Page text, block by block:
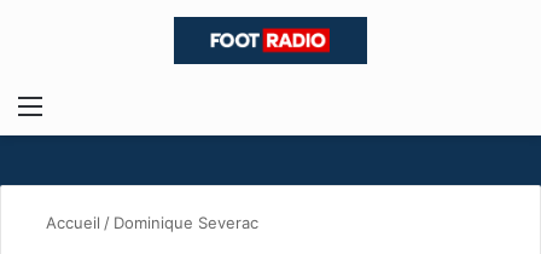
Menu
Accueil / Dominique Severac